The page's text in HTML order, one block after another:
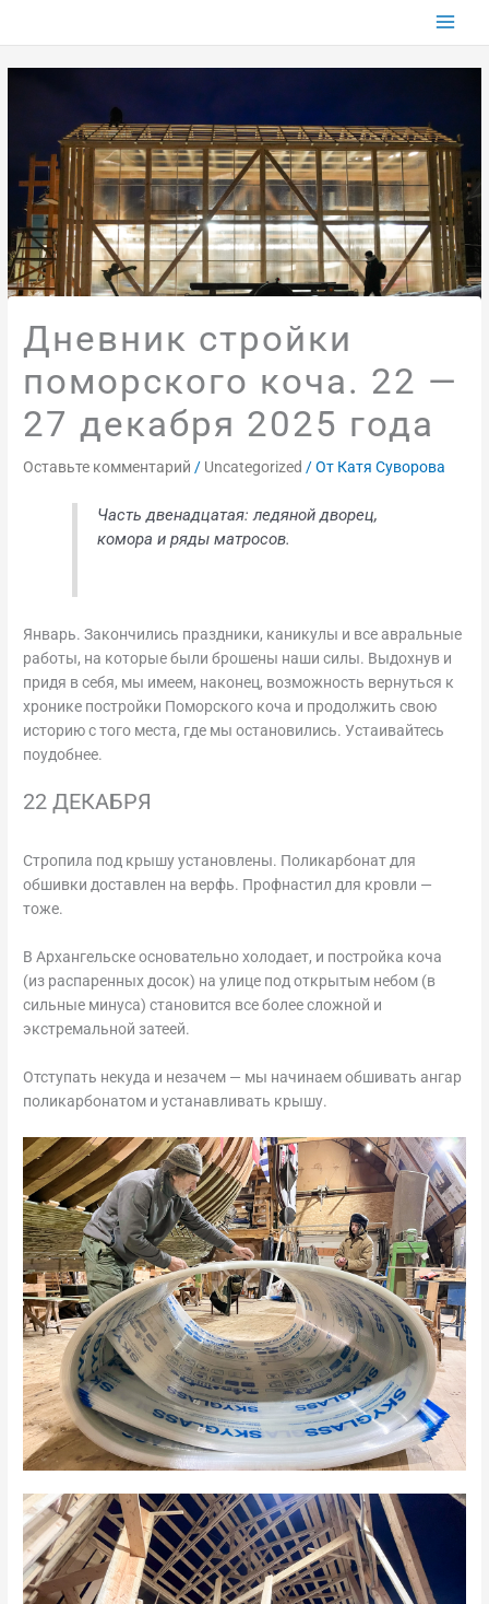
Дневник стройки
поморского коча. 22 —
27 декабря 2025 года
Оставьте комментарий / Uncategorized / От Катя Суворова
Часть двенадцатая: ледяной дворец,
комора и ряды матросов.
Январь. Закончились праздники, каникулы и все авральные
работы, на которые были брошены наши силы. Выдохнув и
придя в себя, мы имеем, наконец, возможность вернуться к
хронике постройки Поморского коча и продолжить свою
историю с того места, где мы остановились. Устаивайтесь
поудобнее.
22 ДЕКАБРЯ
Стропила под крышу установлены. Поликарбонат для
обшивки доставлен на верфь. Профнастил для кровли —
тоже.
В Архангельске основательно холодает, и постройка коча
(из распаренных досок) на улице под открытым небом (в
сильные минуса) становится все более сложной и
экстремальной затеей.
Отступать некуда и незачем — мы начинаем обшивать ангар
поликарбонатом и устанавливать крышу.